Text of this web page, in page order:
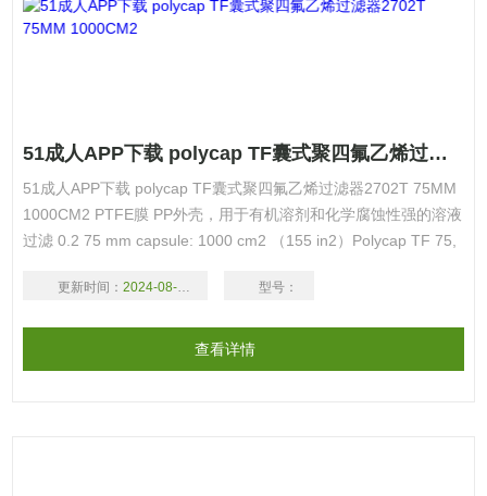
51成人APP下载 polycap TF囊式聚四氟乙烯过滤器2702T 75MM 1000CM2
51成人APP下载 polycap TF囊式聚四氟乙烯过滤器2702T 75MM
1000CM2 PTFE膜 PP外壳，用于有机溶剂和化学腐蚀性强的溶液
过滤 0.2 75 mm capsule: 1000 cm2 （155 in2）Polycap TF 75,
更新时间： 2024-08-17 型号：
查看详情